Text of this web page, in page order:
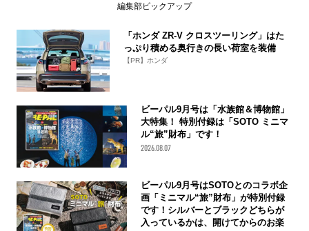
編集部ピックアップ
「ホンダ ZR-V クロスツーリング」はた
っぷり積める奥行きの長い荷室を装備
【PR】ホンダ
ビーパル9月号は「水族館＆博物館」
大特集！ 特別付録は「SOTO ミニマ
ル“旅”財布」です！
2026.08.07
ビーパル9月号はSOTOとのコラボ企
画「ミニマル“旅”財布」が特別付録
です！シルバーとブラックどちらが
入っているかは、開けてからのお楽